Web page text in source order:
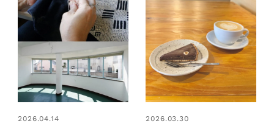
2026.04.14
2026.03.30